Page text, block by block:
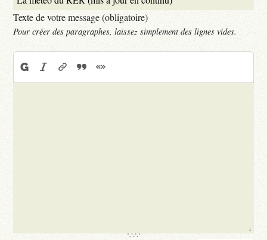
Texte de votre message (obligatoire)
Pour créer des paragraphes, laissez simplement des lignes vides.